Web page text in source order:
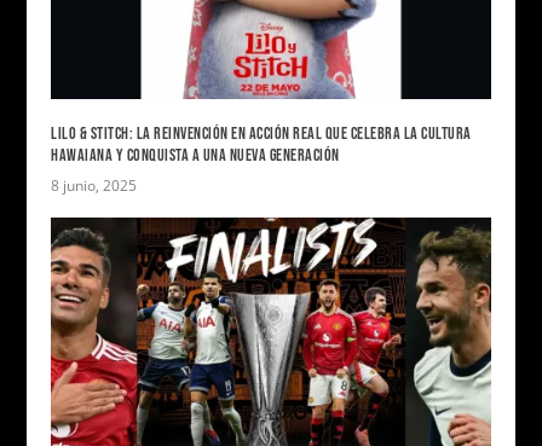
LILO & STITCH: LA REINVENCIÓN EN ACCIÓN REAL QUE CELEBRA LA CULTURA
HAWAIANA Y CONQUISTA A UNA NUEVA GENERACIÓN
8 junio, 2025